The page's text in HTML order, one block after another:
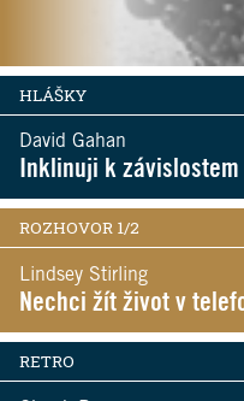
HLÁŠKY
David Gahan
Inklinuji k závislostem
ROZHOVOR 1/2
Lindsey Stirling
Nechci žít život v
RETRO